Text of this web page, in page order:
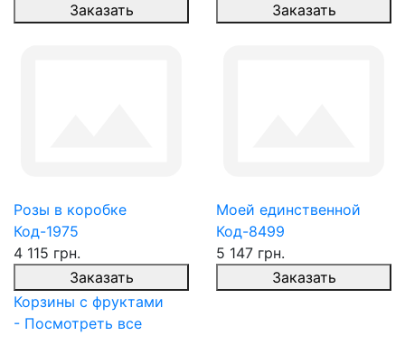
Заказать
Заказать
Розы в коробке
Код-1975
4 115 грн.
Заказать
Моей единственной
Код-8499
5 147 грн.
Заказать
Корзины с фруктами
- Посмотреть все